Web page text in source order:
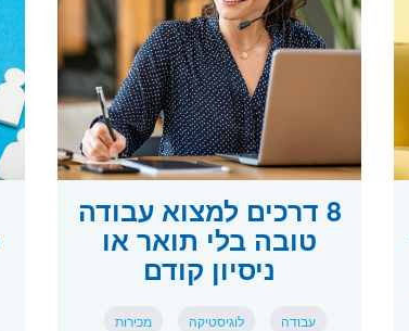
8 דרכים למצוא עבודה
טובה בלי תואר או
ניסיון קודם
עבודה לוגיסטיקה מכירות